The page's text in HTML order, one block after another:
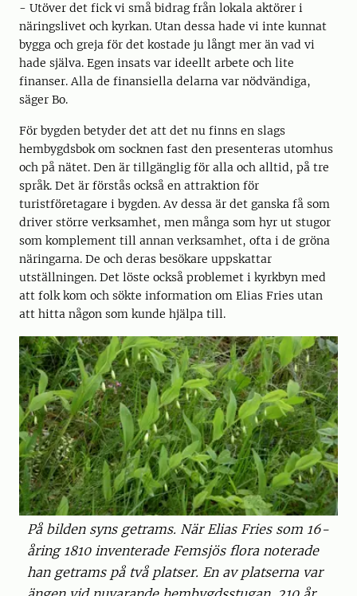
- Utöver det fick vi små bidrag från lokala aktörer i
näringslivet och kyrkan. Utan dessa hade vi inte kunnat
bygga och greja för det kostade ju långt mer än vad vi
hade själva. Egen insats var ideellt arbete och lite
finanser. Alla de finansiella delarna var nödvändiga,
säger Bo.
För bygden betyder det att det nu finns en slags
hembygdsbok om socknen fast den presenteras utomhus
och på nätet. Den är tillgänglig för alla och alltid, på tre
språk. Det är förstås också en attraktion för
turistföretagare i bygden. Av dessa är det ganska få som
driver större verksamhet, men många som hyr ut stugor
som komplement till annan verksamhet, ofta i de gröna
näringarna. De och deras besökare uppskattar
utställningen. Det löste också problemet i kyrkbyn med
att folk kom och sökte information om Elias Fries utan
att hitta någon som kunde hjälpa till.
På bilden syns getrams. När Elias Fries som 16-
åring 1810 inventerade Femsjös flora noterade
han getrams på två platser. En av platserna var